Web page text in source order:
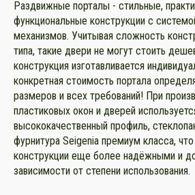
Раздвижные порталы - стильные,
функциональные конструкции с
механизмов. Учитывая сложность
типа, такие двери не могут стоить
конструкция изготавливается
конкретная стоимость портала
размеров и всех требований! При
пластиковых окон и дверей
высококачественный профиль,
фурнитура Seigenia премиум класса,
конструкции еще более надёжными и
зависимости от степени использования.